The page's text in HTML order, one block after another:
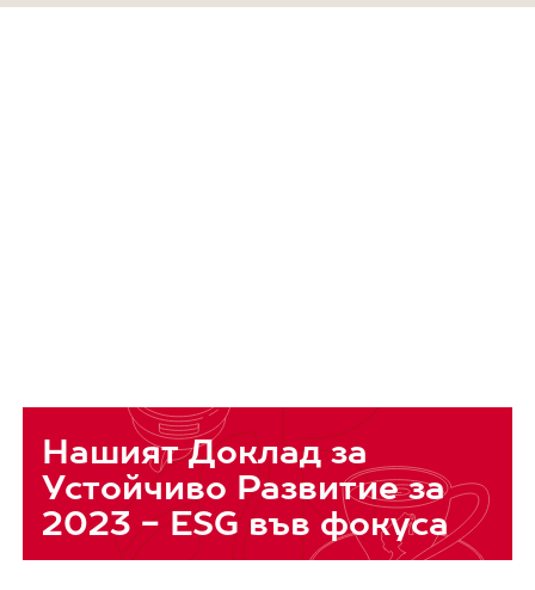
Нашият Доклад за
Устойчиво Развитие за
2023 - ESG във фокуса